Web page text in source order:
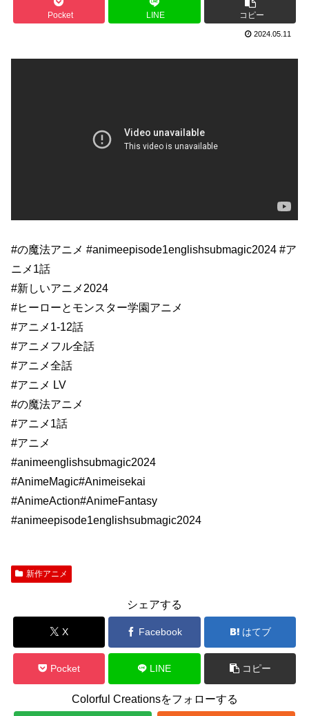
Pocket LINE コピー
2024.05.11
#の魔法アニメ #animeepisode1englishsubmagic2024 #ア
ニメ1話
#新しいアニメ2024
#ヒーローとモンスター学園アニメ
#アニメ1-12話
#アニメフル全話
#アニメ全話
#アニメ LV
#の魔法アニメ
#アニメ1話
#アニメ​​
#animeenglishsubmagic2024
#AnimeMagic#Animeisekai
#AnimeAction#AnimeFantasy
#animeepisode1englishsubmagic2024
新作アニメ
シェアする
X Facebook はてブ
Pocket LINE コピー
Colorful Creationsをフォローする